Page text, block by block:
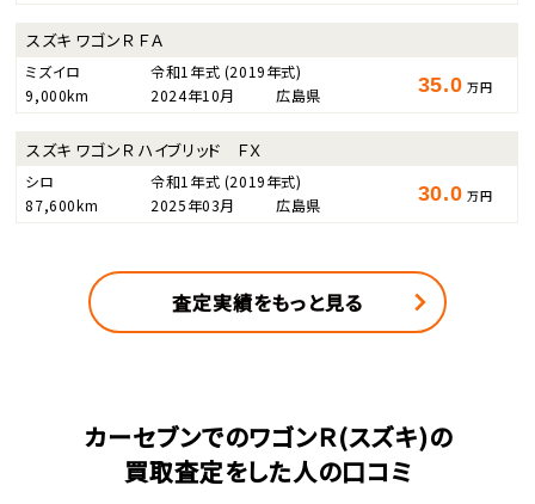
スズキ ワゴンＲ ＦＡ
ミズイロ 令和1年式 (2019年式)
9,000km
2024年10月 広島県 35.0 万円
スズキ ワゴンＲ ハイブリッド ＦＸ
シロ 令和1年式 (2019年式)
87,600km
2025年03月 広島県 30.0 万円
査定実績をもっと見る
カーセブンでのワゴンＲ(スズキ)の
買取査定をした人の口コミ